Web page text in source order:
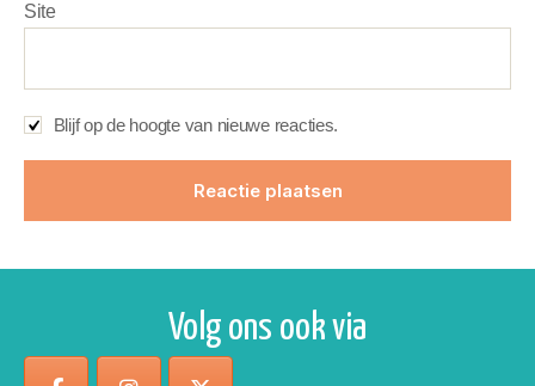
Site
Blijf op de hoogte van nieuwe reacties.
Volg ons ook via